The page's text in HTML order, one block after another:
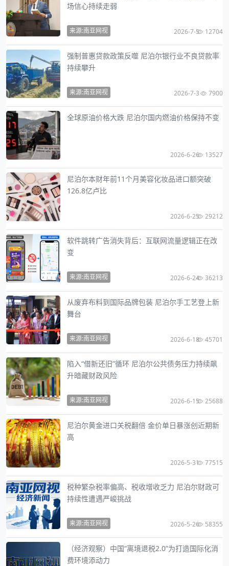
场信心持续走弱
来源:南亚网视 2026-7-5 12704
强制普惠贷款政策反噬 尼泊尔银行业不良贷款率
持续攀升
来源:南亚网视 2026-7-3 7900
全球原油价格大跌 尼泊尔国内燃油价格保持不变
2026-6-26 13527
尼泊尔本财年前11个月美容化妆品进口额突破
126.8亿卢比
2026-6-25 29212
软件跳转广告消失背后：互联网流量逻辑正在改
变
来源:南亚网视 2026-6-24 36213
从废弃布料到国际品牌包装 尼泊尔手工艺登上新
舞台
来源:南亚网视 2026-6-18 45701
陷入“借新还旧”循环 尼泊尔公共债务压力持续飙
升暗藏财政风险
来源:南亚网视 2026-6-15 25688
尼泊尔黄金进口关税翻倍 金价单日暴涨创近期新
高
2026-5-31 77515
税种繁杂税率偏高、税收增收乏力 尼泊尔财政可
持续性遭遇严峻挑战
来源:南亚网视 2026-5-26 58355
（经济观察）中国“离境退税2.0”为打造国际化消
费环境添动力